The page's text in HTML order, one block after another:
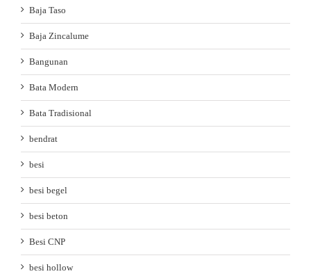
Baja Taso
Baja Zincalume
Bangunan
Bata Modern
Bata Tradisional
bendrat
besi
besi begel
besi beton
Besi CNP
besi hollow